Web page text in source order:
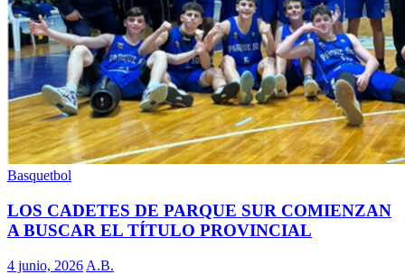
Basquetbol
LOS CADETES DE PARQUE SUR COMIENZAN
A BUSCAR EL TÍTULO PROVINCIAL
4 junio, 2026 A.B.